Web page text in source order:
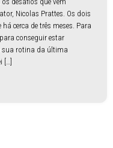
Nicolas Prattes. Os dois
cerca de três meses. Para
conseguir estar
sua rotina da última